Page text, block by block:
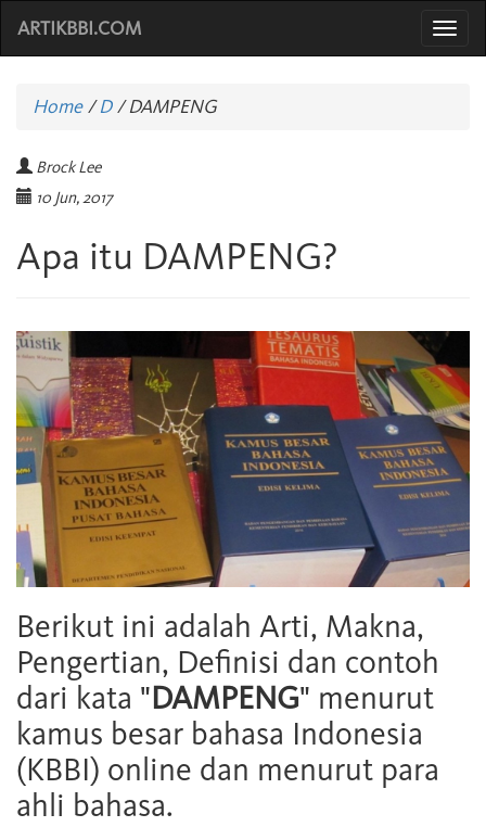
ARTIKBBI.COM
Home/D /DAMPENG
Brock Lee
10 Jun, 2017
Apa itu DAMPENG?
Berikut ini adalah Arti, Makna,
Pengertian, Definisi dan contoh
dari kata "DAMPENG" menurut
kamus besar bahasa Indonesia
(KBBI) online dan menurut para
ahli bahasa.